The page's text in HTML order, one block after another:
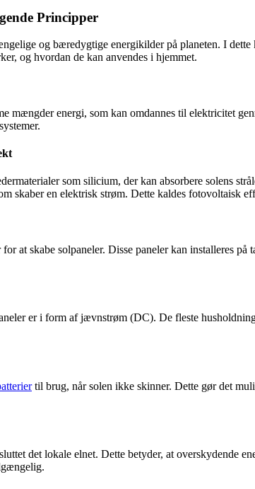
Principper
og bæredygtige energikilder på planeten. I
og hvordan de kan anvendes i hjemmet.
mængder energi, som kan omdannes til elektricitet
som silicium, der kan absorbere solens
skaber en elektrisk strøm. Dette kaldes fotovoltaisk
at skabe solpaneler. Disse paneler kan installeres på
er i form af jævnstrøm (DC). De fleste
til brug, når solen ikke skinner. Dette gør det
det lokale elnet. Dette betyder, at overskydende